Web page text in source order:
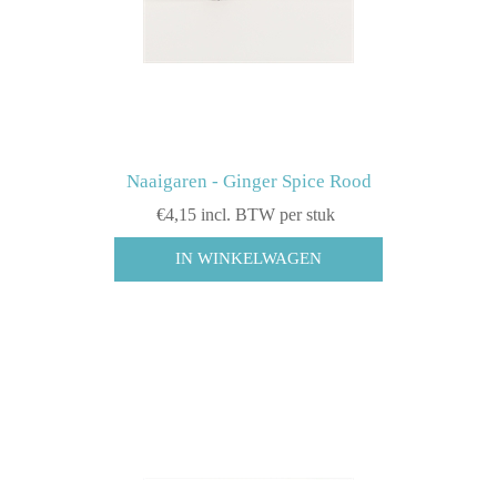
Naaigaren - Ginger Spice Rood
€4,15 incl. BTW per stuk